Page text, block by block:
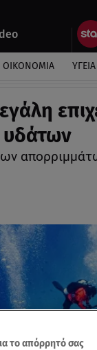
ΟΙΚΟΝΟΜΙΑ ΥΓΕΙΑ
το απόρρητό σας